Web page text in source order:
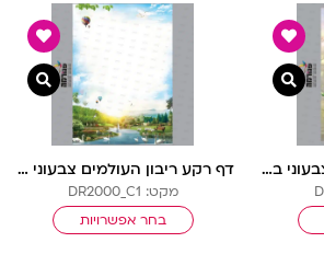
דף רקע שימני כחותם צבעוני בלי שורות דף רקע ריבון העולמים צבעוני בלי שורות
מקט: DR2000_C1
בחר אפשרויות